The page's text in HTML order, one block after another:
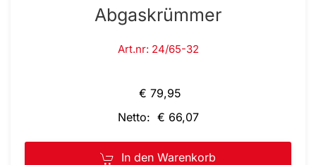
Abgaskrümmer
Art.nr: 24/65-32
€ 79,95
Netto: € 66,07
In den Warenkorb